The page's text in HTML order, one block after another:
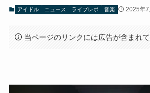
アイドル ニュース ライブレポ 音楽 2025年7
当ページのリンクには広告が含まれて